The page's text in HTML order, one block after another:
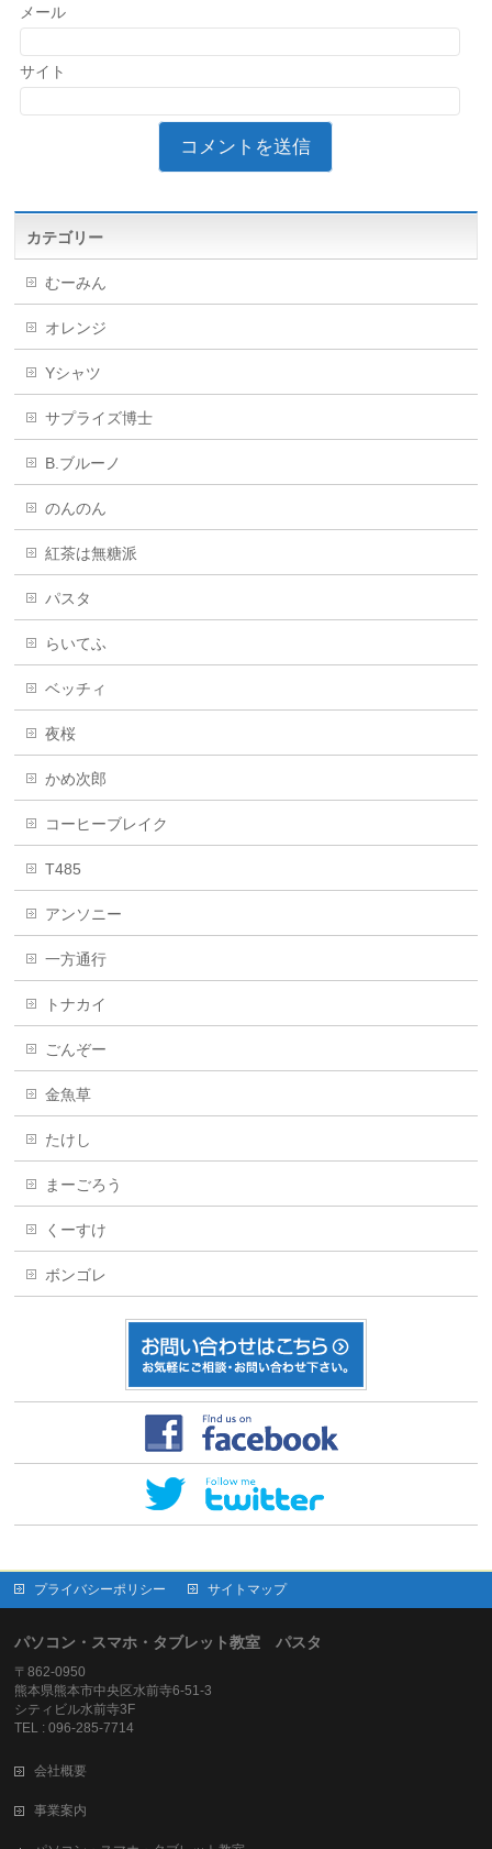
メール
サイト
カテゴリー
むーみん
オレンジ
Yシャツ
サプライズ博士
B.ブルーノ
のんのん
紅茶は無糖派
パスタ
らいてふ
ベッチィ
夜桜
かめ次郎
コーヒーブレイク
T485
アンソニー
一方通行
トナカイ
ごんぞー
金魚草
たけし
まーごろう
くーすけ
ボンゴレ
プライバシーポリシー サイトマップ
パソコン・スマホ・タブレット教室 パスタ
〒862-0950
熊本県熊本市中央区水前寺6-51-3
シティビル水前寺3F
TEL : 096-285-7714
会社概要
事業案内